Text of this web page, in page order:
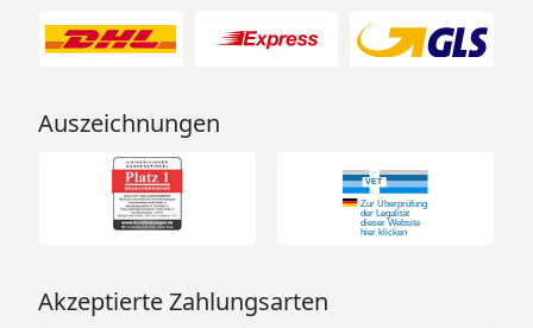
Auszeichnungen
Akzeptierte Zahlungsarten